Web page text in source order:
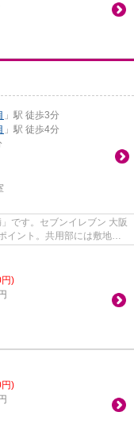
」駅 徒歩3分
」駅 徒歩4分
です。セブンイレブン 大阪
イント。共用部には敷地内
)
)